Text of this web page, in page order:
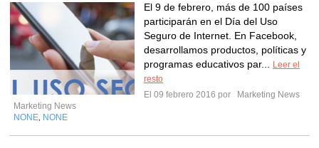
El 9 de febrero, más de 100 países
participarán en el Día del Uso
Seguro de Internet. En Facebook,
desarrollamos productos, políticas y
programas educativos par...
Leer el
resto
El 09 febrero 2016 por
Marketing News
Marketing News
NONE NONE